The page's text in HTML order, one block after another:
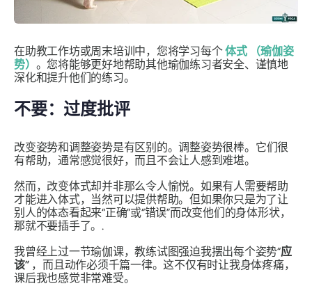
在助教工作坊或周末培训中，您将学习每个体式
（瑜伽姿
势） 。您将能够更好地帮助其他瑜伽练习者安全、谨慎地
深化和提升他们的练习。
不要：过度批评
改变姿势和调整姿势是有区别的。调整姿势很棒。它们很
有帮助，通常感觉很好，而且不会让人感到难堪。
然而，改变体式却并非那么令人愉悦。如果有人需要帮助
才能进入体式，当然可以提供帮助。但如果你只是为了让
别人的体态看起来“正确”或“错误”而改变他们的身体形状，
那就不要插手了。.
我曾经上过一节瑜伽课，教练试图强迫我摆出每个姿势“应
该”，而且动作必须千篇一律。这不仅有时让我身体疼痛，
课后我也感觉非常难受。